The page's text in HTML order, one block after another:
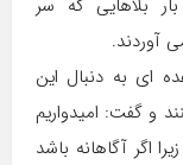
بلاهایی که سر
آوردند.
ای به دنبال این
و گفت: امیدواریم
اگر آگاهانه باشد